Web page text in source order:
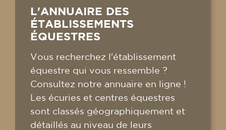
L'ANNUAIRE DES
ÉTABLISSEMENTS
ÉQUESTRES
Vous recherchez l'établissement
équestre qui vous ressemble ?
Consultez notre annuaire en ligne !
Les écuries et centres équestres
sont classés géographiquement et
détaillés au niveau de leurs